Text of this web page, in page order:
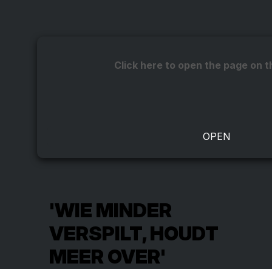
Click here to open the page on
'WIE MINDER
VERSPILT, HOUDT
MEER OVER'